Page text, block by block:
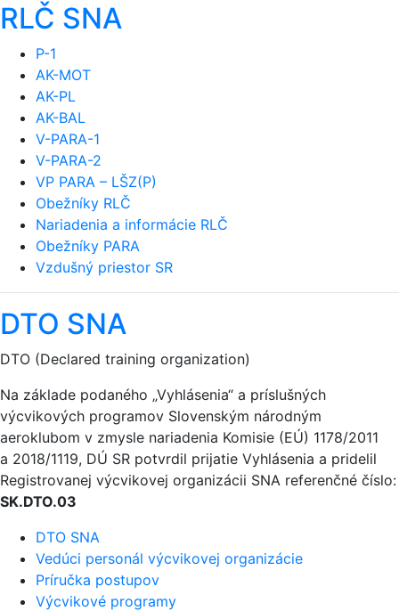
RLČ SNA
P-1
AK-MOT
AK-PL
AK-BAL
V-PARA-1
V-PARA-2
VP PARA – LŠZ(P)
Obežníky RLČ
Nariadenia a informácie RLČ
Obežníky PARA
Vzdušný priestor SR
DTO SNA
DTO (Declared training organization)
Na základe podaného „Vyhlásenia“ a príslušných
výcvikových programov Slovenským národným
aeroklubom v zmysle nariadenia Komisie (EÚ) 1178/2011
a 2018/1119, DÚ SR potvrdil prijatie Vyhlásenia a pridelil
Registrovanej výcvikovej organizácii SNA referenčné číslo:
SK.DTO.03
DTO SNA
Vedúci personál výcvikovej organizácie
Príručka postupov
Výcvikové programy